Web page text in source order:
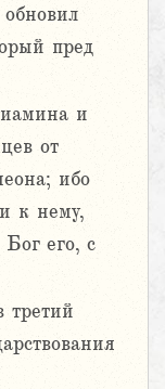
пред
и
от
ибо
к нему,
Бог его, с
третий